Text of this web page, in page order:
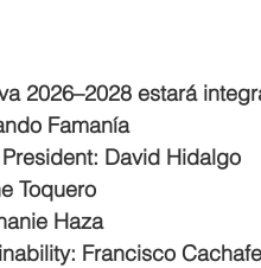
2026–2028 estará
Famanía
David Hidalgo
Toquero
Haza
Francisco